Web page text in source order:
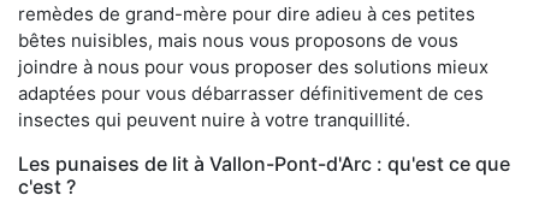
remèdes de grand-mère pour dire adieu à ces petites
bêtes nuisibles, mais nous vous proposons de vous
joindre à nous pour vous proposer des solutions mieux
adaptées pour vous débarrasser définitivement de ces
insectes qui peuvent nuire à votre tranquillité.
Les punaises de lit à Vallon-Pont-d'Arc : qu'est ce que
c'est ?